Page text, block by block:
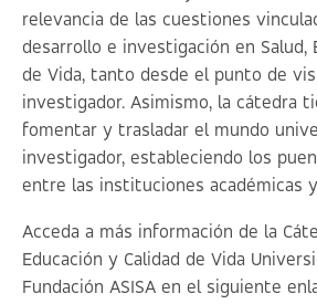
relevancia de las cuestiones
desarrollo e investigación en Salud,
de Vida, tanto desde el punto de
investigador. Asimismo, la cátedra
fomentar y trasladar el mundo
investigador, estableciendo los
entre las instituciones académicas
Acceda a más información de la
Educación y Calidad de Vida
Fundación ASISA en el siguiente